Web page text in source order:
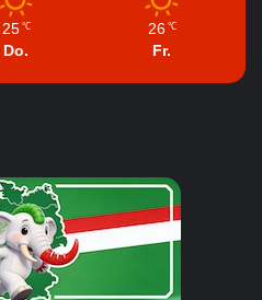
25 ℃
Do.
26 ℃
Fr.